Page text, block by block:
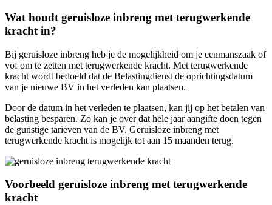
Wat houdt geruisloze inbreng met terugwerkende
kracht in?
Bij geruisloze inbreng heb je de mogelijkheid om je eenmanszaak of
vof om te zetten met terugwerkende kracht. Met terugwerkende
kracht wordt bedoeld dat de Belastingdienst de oprichtingsdatum
van je nieuwe BV in het verleden kan plaatsen.
Door de datum in het verleden te plaatsen, kan jij op het betalen van
belasting besparen. Zo kan je over dat hele jaar aangifte doen tegen
de gunstige tarieven van de BV. Geruisloze inbreng met
terugwerkende kracht is mogelijk tot aan 15 maanden terug.
Voorbeeld geruisloze inbreng met terugwerkende
kracht